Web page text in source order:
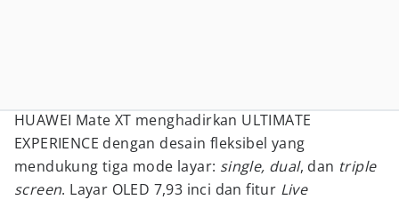
HUAWEI Mate XT menghadirkan ULTIMATE
EXPERIENCE dengan desain fleksibel yang
mendukung tiga mode layar: single, dual, dan triple
screen. Layar OLED 7,93 inci dan fitur Live